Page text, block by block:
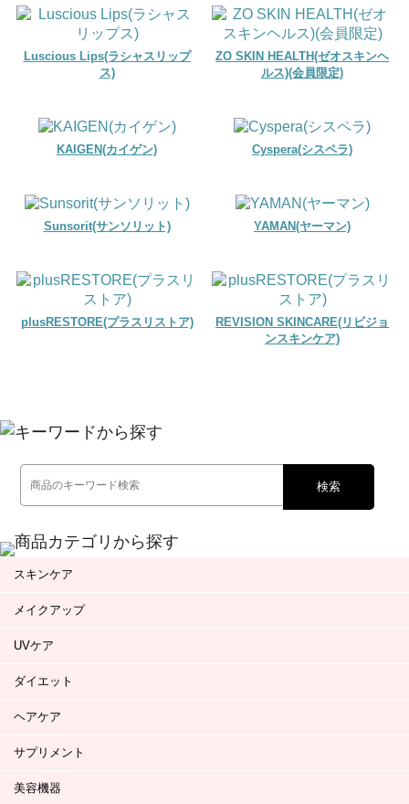
Luscious Lips(ラシャスリップ
ス)
ZO SKIN HEALTH(ゼオスキンヘ
ルス)(会員限定)
KAIGEN(カイゲン) Cyspera(シスペラ)
Sunsorit(サンソリット) YAMAN(ヤーマン)
plusRESTORE(プラスリストア)
REVISION SKINCARE(リビジョ
ンスキンケア)
検索
スキンケア
メイクアップ
UVケア
ダイエット
ヘアケア
サプリメント
美容機器